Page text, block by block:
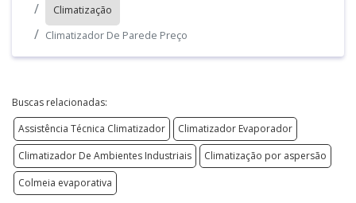
Climatização
Climatizador De Parede Preço
Buscas relacionadas:
Assistência Técnica Climatizador
Climatizador Evaporador
Climatizador De Ambientes Industriais
Climatização por aspersão
Colmeia evaporativa